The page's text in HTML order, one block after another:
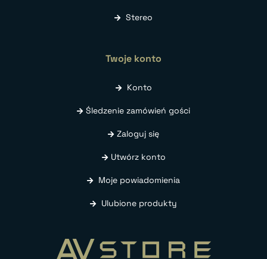
Stereo
Twoje konto
Konto
Śledzenie zamówień gości
Zaloguj się
Utwórz konto
Moje powiadomienia
Ulubione produkty